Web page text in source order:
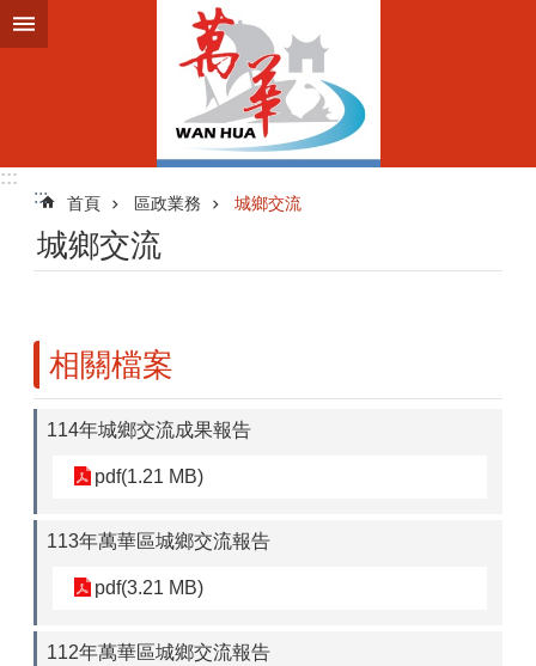
跳到主要內容區塊
:::
:::
首頁 區政業務 城鄉交流
城鄉交流
相關檔案
114年城鄉交流成果報告
pdf(1.21 MB)
113年萬華區城鄉交流報告
pdf(3.21 MB)
112年萬華區城鄉交流報告